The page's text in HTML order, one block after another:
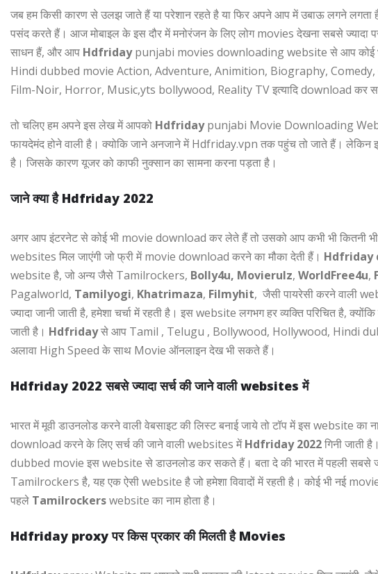
जब हम किसी कारण से उलझ जाते हैं या परेशान रहते है या फिर अपने आप में उबाऊ लगने
पसंद करते हैं। आज मोबाइल के इस दौर में मनोरंजन के लिए लोग movies देखना सबसे
साधन हैं, और आप Hdfridaypunjabi movies downloading website से आप कोई
Hindi dubbed movie Action, Adventure, Animition, Biography,
Film-Noir, Horror, Music,yts bollywood, Reality TV इत्यादि download कर
तो चलिए हम अपने इस लेख में आपको Hdfridaypunjabi Movie Downloading
फायदेमंद होने वाली है। क्योकि जाने अनजाने में Hdfriday.vpn तक पहुंच तो जाते हैं। लेकिन
है। जिसके कारण यूजर को काफी नुक्सान का सामना करना पड़ता है।
जाने क्या है Hdfriday 2022
अगर आप इंटरनेट से कोई भी movie download कर लेते हैं तो उसको आप कभी भी कितनी
websites मिल जाएंगी जो फ्री में movie download करने का मौका देती हैं। Hdfriday
website है, जो अन्य जैसे Tamilrockers, Bolly4u, Movierulz, WorldFree4u,
Pagalworld, Tamilyogi, Khatrimaza, Filmyhit, जैसी पायरेसी करने वाली
ज्यादा जानी जाती है, हमेशा चर्चा में रहती है। इस website लगभग हर व्यक्ति परिचित है,
जाती है। Hdfridayसे आप Tamil , Telugu , Bollywood, Hollywood, Hindi
अलावा High Speed के साथ Movie ऑनलाइन देख भी सकते हैं।
Hdfriday 2022 सबसे ज्यादा सर्च की जाने वाली websites में
भारत में मूवी डाउनलोड करने वाली वेबसाइट की लिस्ट बनाई जाये तो टॉप में इस website
download करने के लिए सर्च की जाने वाली websites मेंHdfriday 2022गिनी
dubbed movie इस website से डाउनलोड कर सकते हैं। बता दे की भारत में पहली सबसे
Tamilrockers है, यह एक ऐसी website है जो हमेशा विवादों में रहती है। कोई भी नई
पहले Tamilrockerswebsite का नाम होता है।
Hdfriday proxy पर किस प्रकार की मिलती है Movies